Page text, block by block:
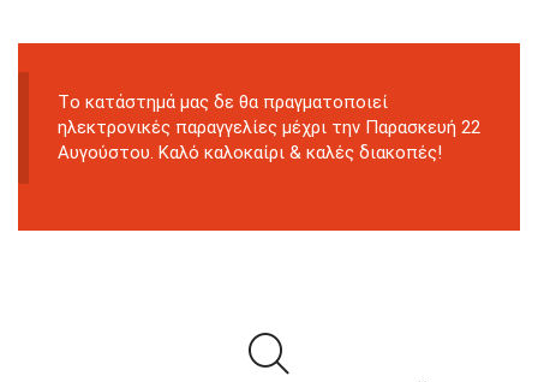
Tο κατάστημά μας δε θα πραγματοποιεί
ηλεκτρονικές παραγγελίες μέχρι την Παρασκευή 22
Αυγούστου. Καλό καλοκαίρι & καλές διακοπές!